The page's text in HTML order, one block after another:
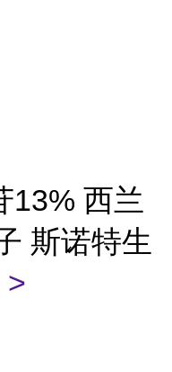
13% 西兰
斯诺特生
>